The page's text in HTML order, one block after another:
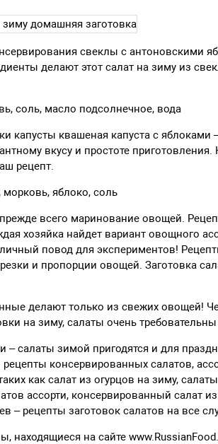
свеклы с антоновскими
делают этот салат на зиму из
соль, масло подсолнечное, вода
капусты квашеная капуста с яблоками
вкусу и простоте
рецепт.
морковь, яблоко, соль
прежде всего маринование овощей.
хозяйка найдет вариант овощного
повод для экспериментов!
и пропорции овощей. Заготовка
делают только из свежих овощей!
на зиму, салаты очень
– салаты зимой пригодятся и для
консервированных салатов,
как салат из огурцов на зиму,
ассорти, консервированный салат
– рецепты заготовок салатов на все
находящиеся на сайте